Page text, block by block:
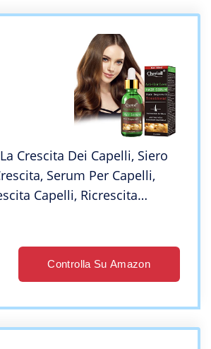
Crescita Dei Capelli, Siero
Serum Per Capelli,
Capelli, Ricrescita
Per La Ricrescita Dei
Controlla Su Amazon